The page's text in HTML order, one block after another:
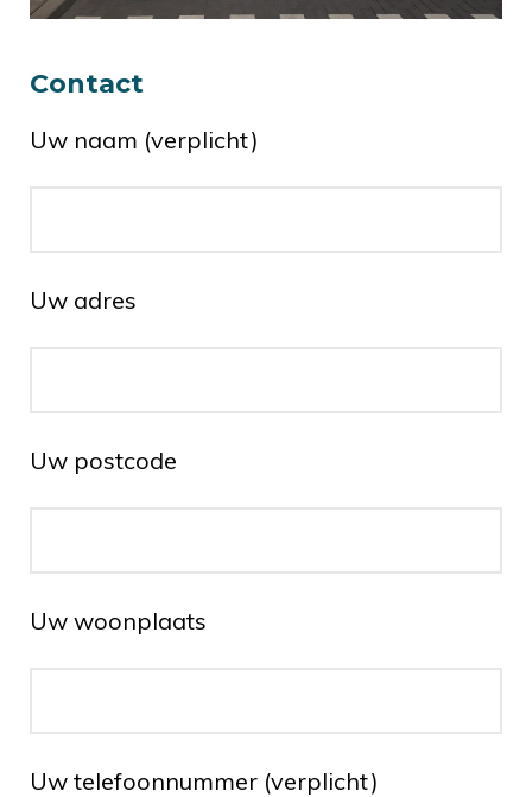
Contact
Uw naam (verplicht)
Uw adres
Uw postcode
Uw woonplaats
Uw telefoonnummer (verplicht)